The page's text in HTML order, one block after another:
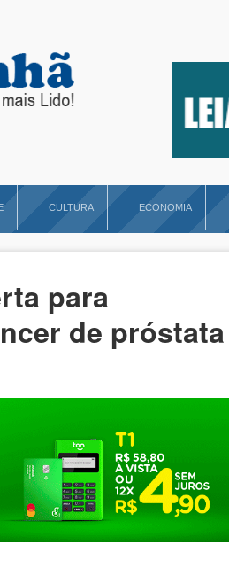
CULTURA ECONOMIA
para
de próstata